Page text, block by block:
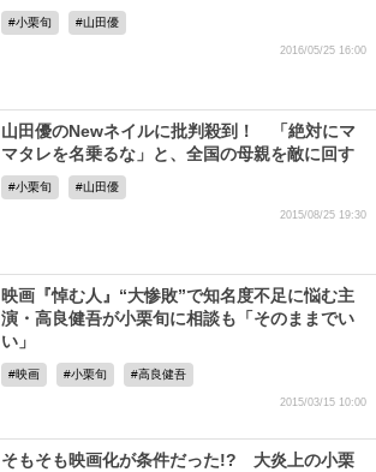
小栗旬 山田優
2016/05/25 16:00
山田優のNewネイルに批判殺到！ 「絶対にマ
マタレを名乗るな」と、全国の母親を敵に回す
小栗旬 山田優
2015/08/25 19:30
映画『悼む人』“大惨敗”で知名度不足に悩む主
演・高良健吾が小栗旬に相談も「そのままでい
い」
映画 小栗旬 高良健吾
2015/03/15 10:00
そもそも映画化が条件だった!? 大炎上の小栗